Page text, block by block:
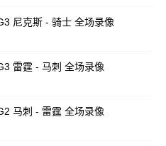
尼克斯 - 骑士 全场录像
雷霆 - 马刺 全场录像
马刺 - 雷霆 全场录像